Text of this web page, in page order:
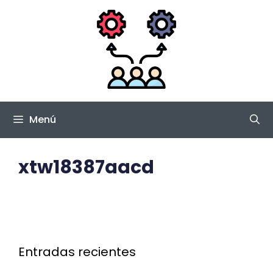
Menú
xtw18387aacd
Entradas recientes